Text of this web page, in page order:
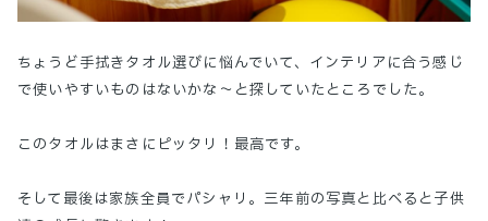
ちょうど手拭きタオル選びに悩んでいて、インテリアに合う感じ
で使いやすいものはないかな〜と探していたところでした。
このタオルはまさにピッタリ！最高です。
そして最後は家族全員でパシャリ。三年前の写真と比べると子供